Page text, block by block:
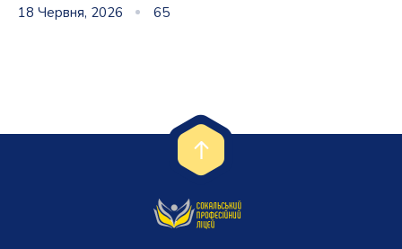
18 Червня, 2026 65